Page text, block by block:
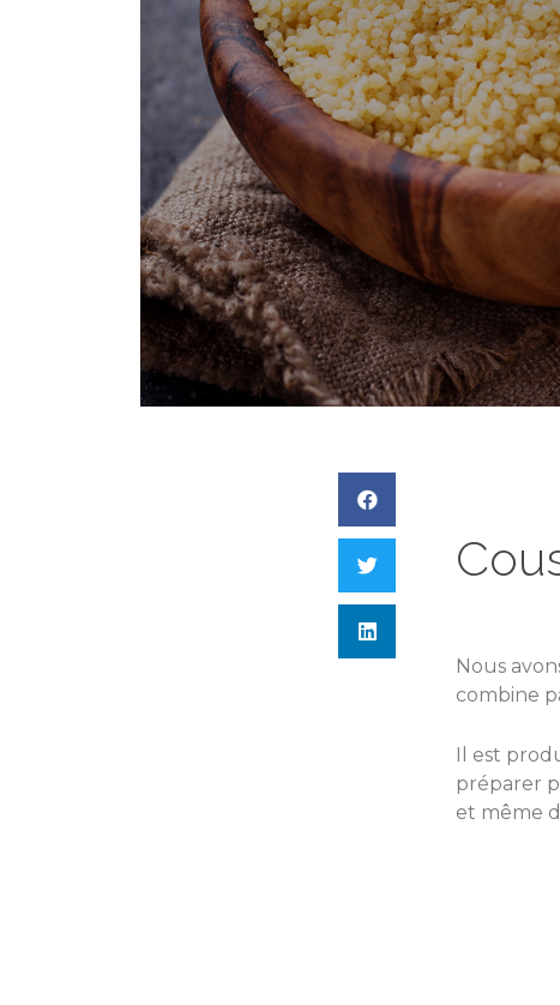
Nous
combine
Il est
préparer
et même